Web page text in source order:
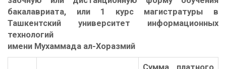
бакалавриата, или 1 курс магистратуры в
Ташкентский университет информационных
технологий
имени Мухаммада ал-Хоразмий
Сумма платного